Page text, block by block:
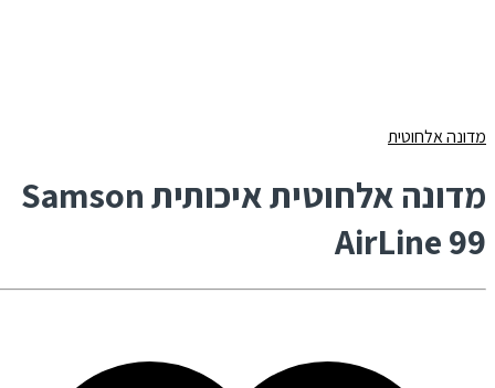
מדונה אלחוטית
מדונה אלחוטית איכותית Samson
AirLine 99